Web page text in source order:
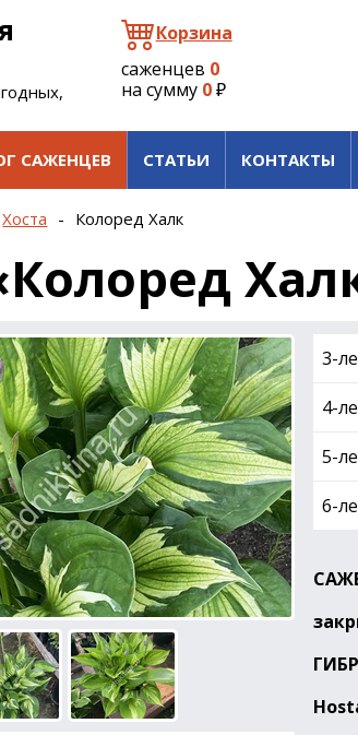
Корзина
саженцев 0
на сумму 0₽
САЖЕНЦЕВ СТАТЬИ КОНТАКТЫ
Хоста - Колоред Халк
3-
4-
5-
6-